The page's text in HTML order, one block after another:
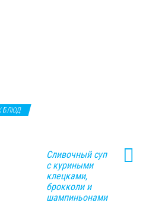
БЛЮД
Сливочный суп
с куриными
клецками,
брокколи и
шампиньонами